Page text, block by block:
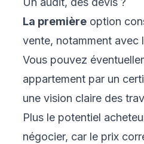
La premièreoption
vente, notamment avec
Vous pouvez
appartement par un
une vision claire des
Plus le potentiel
négocier, car le prix